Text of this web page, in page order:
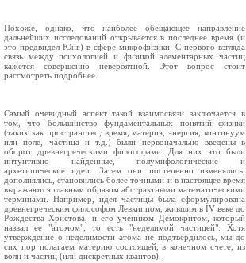
Похоже, однако, что наиболее обещающее направление
дальнейших исследований открывается в последнее время (и
это предвидел Юнг) в сфере микрофизики. С первого взгляда
связь между психологией и физикой элементарных частиц
кажется совершенно невероятной. Этот вопрос стоит
рассмотреть подробнее.
Самый очевидный аспект такой взаимосвязи заключается в
том, что большинство фундаментальных понятий физики
(таких как пространство, время, материя, энергия, континуум
или поле, частица и т.д.) были первоначально введены в
оборот древнегреческими философами. Для них это были
интуитивно найденные, полумифологические и
архетипические идеи. Затем они постепенно изменялись,
дополнялись, становились более точными и в настоящее время
выражаются главным образом абстрактными математическими
терминами. Например, идея частицы была сформулирована
древнегреческим философом Левкиппом, жившим в IV веке до
Рождества Христова, и его учеником Демокритом, который
назвал ее "атомом", то есть "неделимой частицей". Хотя
утверждение о неделимости атома не подтвердилось, мы до
сих пор полагаем материю состоящей, в конечном счете, из
волн и частиц (или дискретных квантов).